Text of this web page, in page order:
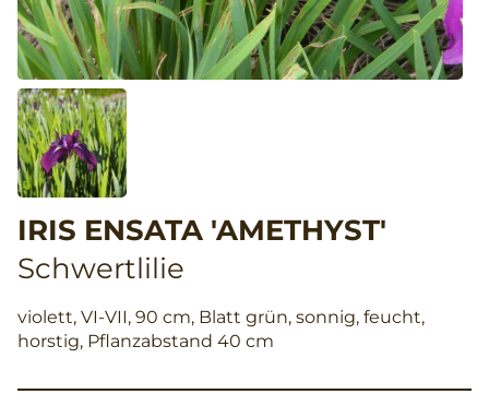
IRIS ENSATA 'AMETHYST'
Schwertlilie
violett, VI-VII, 90 cm, Blatt grün, sonnig, feucht,
horstig, Pflanzabstand 40 cm